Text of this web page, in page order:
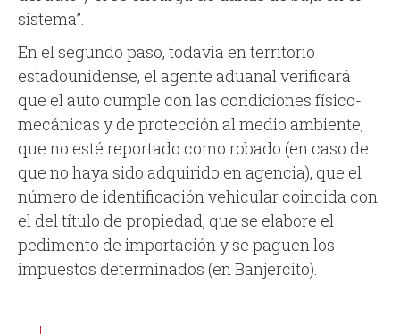
sistema”.
En el segundo paso, todavía en territorio
estadounidense, el agente aduanal verificará
que el auto cumple con las condiciones físico-
mecánicas y de protección al medio ambiente,
que no esté reportado como robado (en caso de
que no haya sido adquirido en agencia), que el
número de identificación vehicular coincida con
el del título de propiedad, que se elabore el
pedimento de importación y se paguen los
impuestos determinados (en Banjercito).